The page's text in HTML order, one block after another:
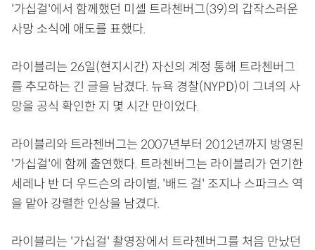
'가십걸'에서 함께했던 미셸 트라첸버그(39)의 갑작스러운
사망 소식에 애도를 표했다.
라이블리는 26일(현지시간) 자신의 계정 통해 트라첸버그
를 추모하는 긴 글을 남겼다. 뉴욕 경찰(NYPD)이 그녀의 사
망을 공식 확인한 지 몇 시간 만이었다.
라이블리와 트라첸버그는 2007년부터 2012년까지 방영된
'가십걸'에 함께 출연했다. 트라첸버그는 라이블리가 연기한
세레나 반 더 우드슨의 라이벌, '배드 걸' 조지나 스파크스 역
을 맡아 강렬한 인상을 남겼다.
라이블리는 '가십걸' 촬영장에서 트라첸버그를 처음 만났던